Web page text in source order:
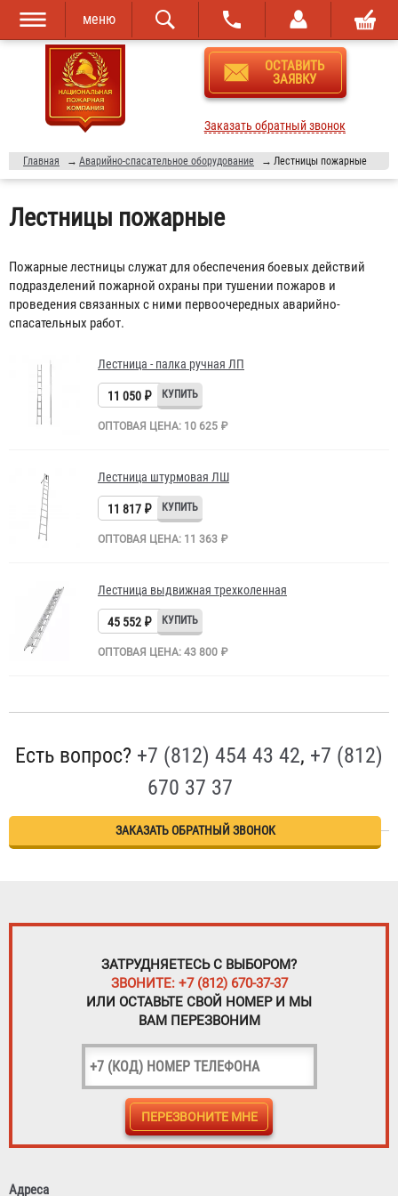
Перейти к
основному
содержанию
Skip to
navigation
меню
ОСТАВИТЬ
ЗАЯВКУ
Заказать обратный звонок
Главная → Аварийно-спасательное оборудование → Лестницы пожарные
Лестницы пожарные
Пожарные лестницы служат для обеспечения боевых действий
подразделений пожарной охраны при тушении пожаров и
проведения связанных с ними первоочередных аварийно-
спасательных работ.
Лестница - палка ручная ЛП
11 050 ₽
ОПТОВАЯ ЦЕНА: 10 625 ₽
Лестница штурмовая ЛШ
11 817 ₽
ОПТОВАЯ ЦЕНА: 11 363 ₽
Лестница выдвижная трехколенная
45 552 ₽
ОПТОВАЯ ЦЕНА: 43 800 ₽
Есть вопрос? +7 (812) 454 43 42, +7 (812)
670 37 37
ЗАКАЗАТЬ ОБРАТНЫЙ ЗВОНОК
ЗАТРУДНЯЕТЕСЬ С ВЫБОРОМ?
ЗВОНИТЕ: +7 (812) 670-37-37
ИЛИ ОСТАВЬТЕ СВОЙ НОМЕР И МЫ
ВАМ ПЕРЕЗВОНИМ
Адреса